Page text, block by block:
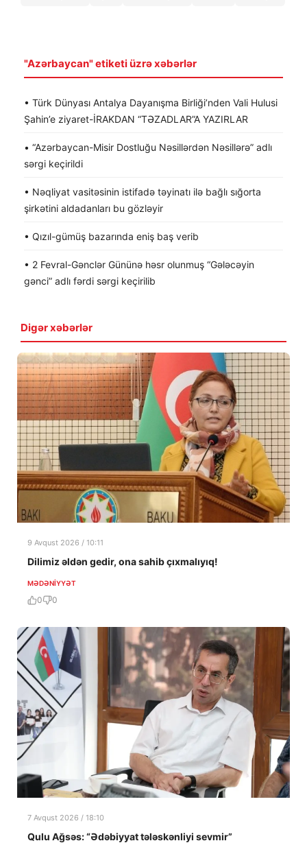
"Azərbaycan" etiketi üzrə xəbərlər
• Türk Dünyası Antalya Dayanışma Birliği’nden Vali Hulusi
Şahin’e ziyaret-İRAKDAN “TƏZADLAR”A YAZIRLAR
• “Azərbaycan-Misir Dostluğu Nəsillərdən Nəsillərə” adlı
sərgi keçirildi
• Nəqliyat vasitəsinin istifadə təyinatı ilə bağlı sığorta
şirkətini aldadanları bu gözləyir
• Qızıl-gümüş bazarında eniş baş verib
• 2 Fevral-Gənclər Gününə həsr olunmuş “Gələcəyin
gənci” adlı fərdi sərgi keçirilib
Digər xəbərlər
9 Avqust 2026 / 10:11
Dilimiz əldən gedir, ona sahib çıxmalıyıq!
MƏDƏNIYYƏT
0 0
7 Avqust 2026 / 18:10
Qulu Ağsəs: “Ədəbiyyat tələskənliyi sevmir”